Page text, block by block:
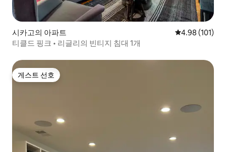
시카고의 아파트 평점 4.98점(5
4.98 (101)
티클드 핑크 • 리글리의 빈티지 침대 1개
게스트 선호
게스트 선호